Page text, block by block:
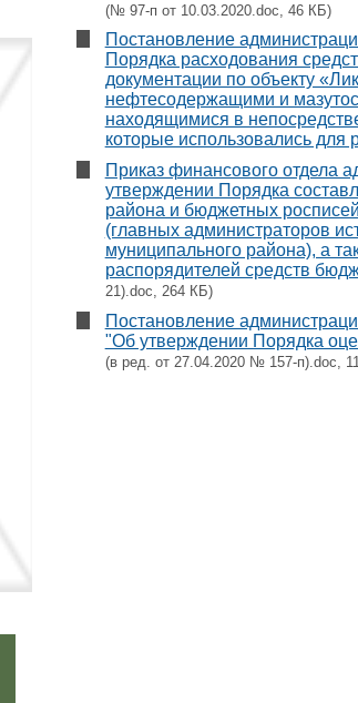
(№ 97-п от 10.03.2020.doc, 46 КБ)
Постановление
Порядка расходования
документации по объекту
нефтесодержащими и
находящимися в
которые использовались
Приказ финансового отдела
утверждении Порядка
района и бюджетных
(главных администраторов
муниципального района), а
распорядителей средств
21).doc, 264 КБ)
Постановление
"Об утверждении Порядка
(в ред. от 27.04.2020 № 157-п).doc,